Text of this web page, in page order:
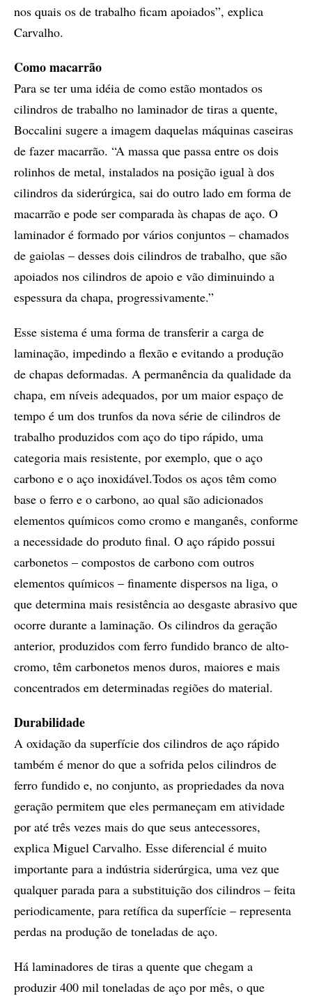
nos quais os de trabalho ficam apoiados”, explica
Carvalho.
Como macarrão
Para se ter uma idéia de como estão montados os
cilindros de trabalho no laminador de tiras a quente,
Boccalini sugere a imagem daquelas máquinas caseiras
de fazer macarrão. “A massa que passa entre os dois
rolinhos de metal, instalados na posição igual à dos
cilindros da siderúrgica, sai do outro lado em forma de
macarrão e pode ser comparada às chapas de aço. O
laminador é formado por vários conjuntos – chamados
de gaiolas – desses dois cilindros de trabalho, que são
apoiados nos cilindros de apoio e vão diminuindo a
espessura da chapa, progressivamente.”
Esse sistema é uma forma de transferir a carga de
laminação, impedindo a flexão e evitando a produção
de chapas deformadas. A permanência da qualidade da
chapa, em níveis adequados, por um maior espaço de
tempo é um dos trunfos da nova série de cilindros de
trabalho produzidos com aço do tipo rápido, uma
categoria mais resistente, por exemplo, que o aço
carbono e o aço inoxidável.Todos os aços têm como
base o ferro e o carbono, ao qual são adicionados
elementos químicos como cromo e manganês, conforme
a necessidade do produto final. O aço rápido possui
carbonetos – compostos de carbono com outros
elementos químicos – finamente dispersos na liga, o
que determina mais resistência ao desgaste abrasivo que
ocorre durante a laminação. Os cilindros da geração
anterior, produzidos com ferro fundido branco de alto-
cromo, têm carbonetos menos duros, maiores e mais
concentrados em determinadas regiões do material.
Durabilidade
A oxidação da superfície dos cilindros de aço rápido
também é menor do que a sofrida pelos cilindros de
ferro fundido e, no conjunto, as propriedades da nova
geração permitem que eles permaneçam em atividade
por até três vezes mais do que seus antecessores,
explica Miguel Carvalho. Esse diferencial é muito
importante para a indústria siderúrgica, uma vez que
qualquer parada para a substituição dos cilindros – feita
periodicamente, para retífica da superfície – representa
perdas na produção de toneladas de aço.
Há laminadores de tiras a quente que chegam a
produzir 400 mil toneladas de aço por mês, o que